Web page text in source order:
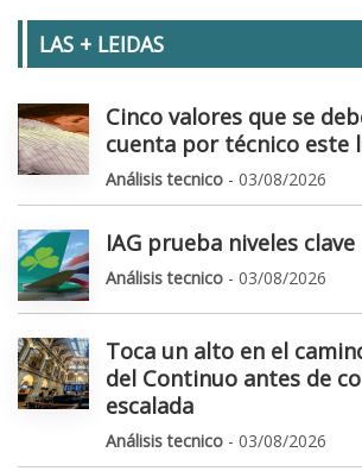
LAS + LEIDAS
Cinco valores que se
cuenta por técnico este
Análisis tecnico - 03/08/2026
IAG prueba niveles clave
Análisis tecnico - 03/08/2026
Toca un alto en el
del Continuo antes de
escalada
Análisis tecnico - 03/08/2026